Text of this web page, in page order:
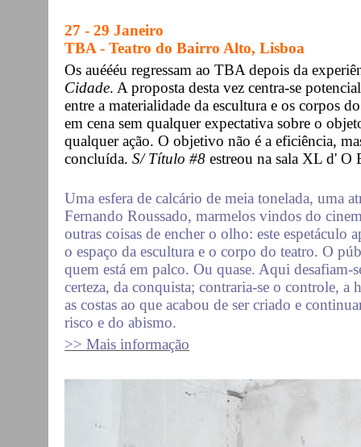
27 - 29 Janeiro
TBA - Teatro do Bairro Alto, Lisboa
Os auéééu regressam ao TBA depois da
Cidade. A proposta desta vez centra-se
entre a materialidade da escultura e os corpos
em cena sem qualquer expectativa sobre o
qualquer ação. O objetivo não é a eficiência,
concluída. S/ Título #8 estreou na sala XL d' O
Uma esfera de calcário de meia tonelada, uma
Fernando Roussado, marmelos vindos do
outras coisas de encher o olho: este espetáculo
o espaço da escultura e o corpo do teatro. O
quem está em palco. Ou quase. Aqui
certeza, da conquista; contraria-se o controle,
as costas ao que acabou de ser criado e
risco e do abismo.
>> Mais informação